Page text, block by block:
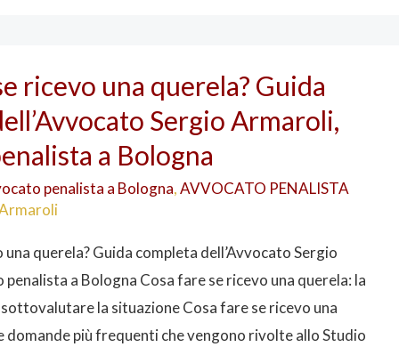
ricevo una querela? Guida
Sergio Armaroli,
a Bologna
penalista a Bologna,AVVOCATO PENALISTA
querela? Guida completa dell’Avvocato Sergio
a Bologna Cosa fare se ricevo una querela: la
la situazione Cosa fare se ricevo una
domande più frequenti che vengono rivolte allo Studio